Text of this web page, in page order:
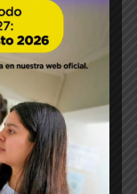
la pradera y
el Dr. José